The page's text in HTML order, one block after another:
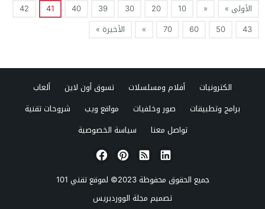
الأولى » «
10
20
30
39
40
41
42
43
50
60
70
» الأخيرة »
الكترونيات أفلام ومسلسلات تسوق أون لاين
ألعاب
برامج وتطبيقات
صور وخلفيات مواقع ويب
شروحات تقنية
تواصل معنا
سياسة الخصوصية
جميع الحقوق محفوظة 2023© لموقع
تقني 101
تصميم مجلة الووردبريس